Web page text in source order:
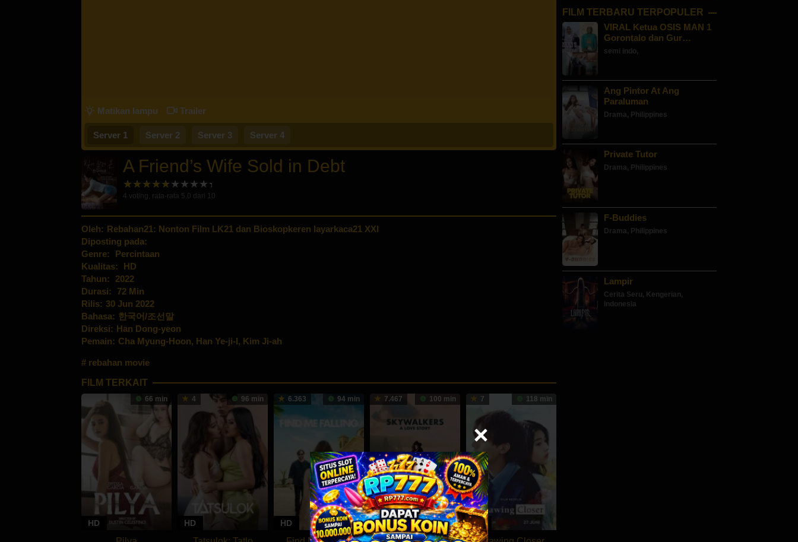
Matikan lampu Trailer
Server 1 Server 2 Server 3 Server 4
A Friend’s Wife Sold in Debt
4 voting, rata-rata 5.0 dari 10
Oleh: Rebahan21: Nonton Film LK21 dan Bioskopkeren layarkaca21 XXI
Diposting pada:
Genre:
Percintaan
Kualitas:
HD
Tahun:
2022
Durasi:
72 Min
Rilis: 30 Jun 2022
Bahasa: 한국어/조선말
Direksi: Han Dong-yeon
Pemain: Cha Myung-Hoon, Han Ye-ji-I, Kim Ji-ah
rebahan movie
FILM TERKAIT
66 min
HD
4 96 min
HD
6.363 94 min
HD
7.467 100 min
HD
7 118 min
HD
FILM TERBARU TERPOPULER
VIRAL Ketua OSIS MAN 1
Gorontalo dan Gur…
semi indo,
Ang Pintor At Ang
Paraluman
Drama, Philippines
Private Tutor
Drama, Philippines
F-Buddies
Drama, Philippines
Lampir
Cerita Seru, Kengerian,
Indonesia